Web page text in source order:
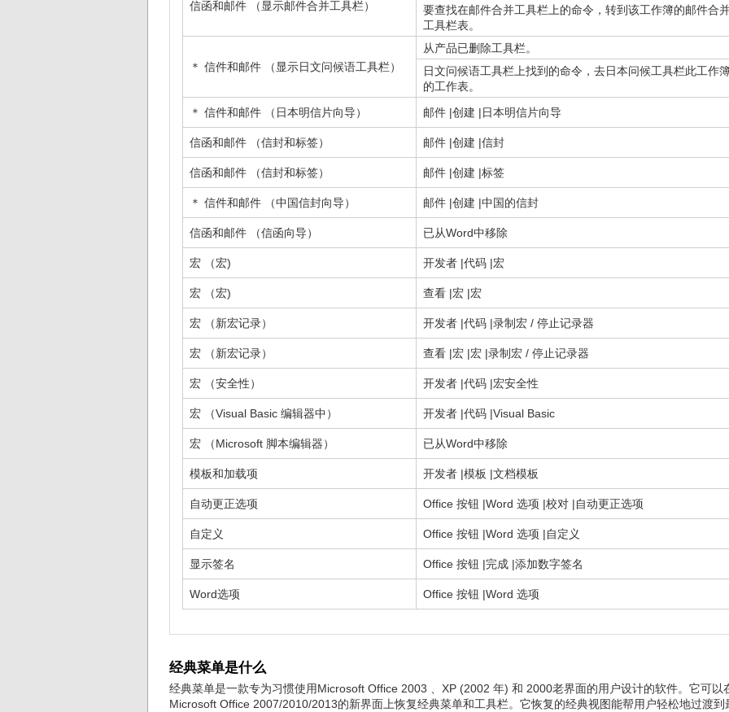
信函和邮件 （显示邮件合并工具栏）
要查找在邮件合并工具栏上的命令，转到该工作簿的邮件合
工具栏表。
＊ 信件和邮件 （显示日文问候语工具栏）
从产品已删除工具栏。
日文问候语工具栏上找到的命令，去日本问候工具栏此工作
的工作表。
＊ 信件和邮件 （日本明信片向导）
邮件 |创建 |日本明信片向导
信函和邮件 （信封和标签） 邮件 |创建 |信封
信函和邮件 （信封和标签） 邮件 |创建 |标签
＊ 信件和邮件 （中国信封向导） 邮件 |创建 |中国的信封
信函和邮件 （信函向导） 已从Word中移除
宏 （宏) 开发者 |代码 |宏
宏 （宏) 查看 |宏 |宏
宏 （新宏记录） 开发者 |代码 |录制宏 / 停止记录器
宏 （新宏记录） 查看 |宏 |宏 |录制宏 / 停止记录器
宏 （安全性） 开发者 |代码 |宏安全性
宏 （Visual Basic 编辑器中） 开发者 |代码 |Visual Basic
宏 （Microsoft 脚本编辑器） 已从Word中移除
模板和加载项 开发者 |模板 |文档模板
自动更正选项 Office 按钮 |Word 选项 |校对 |自动更正选项
自定义 Office 按钮 |Word 选项 |自定义
显示签名 Office 按钮 |完成 |添加数字签名
Word选项 Office 按钮 |Word 选项
经典菜单是什么
经典菜单是一款专为习惯使用Microsoft Office 2003 、XP (2002 年) 和 2000老界面的用户设计的软件。它可以
Microsoft Office 2007/2010/2013的新界面上恢复经典菜单和工具栏。它恢复的经典视图能帮用户轻松地过渡到